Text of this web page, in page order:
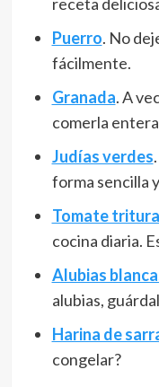
Puerro. No
fácilmente.
Granada. A
comerla
Judías verdes
forma sencilla
Tomate
cocina diaria.
Alubias
alubias,
Harina de
congelar?